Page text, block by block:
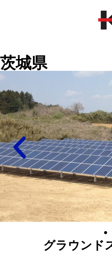
茨城県
グラウンド